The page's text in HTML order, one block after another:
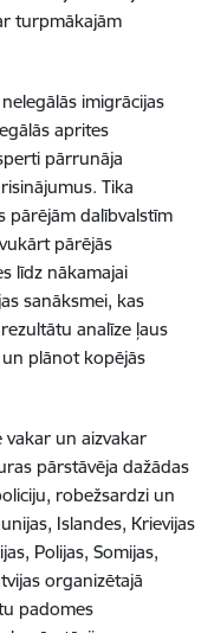
turpmākajām
imigrācijas
aprites
pārrunāja
Tika
pārējām dalībvalstīm
pārējās
līdz nākamajai
sanāksmei, kas
analīze ļaus
plānot kopējās
vakar un aizvakar
pārstāvēja dažādas
robežsardzi un
Islandes, Krievijas
Polijas, Somijas,
organizētajā
padomes